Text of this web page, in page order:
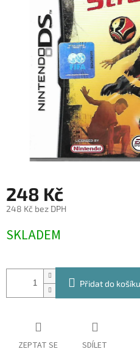
hvězdiček.
248 Kč
248 Kč bez DPH
cena:
SKLADEM
Přidat do košíku
ZEPTAT SE SDÍLET